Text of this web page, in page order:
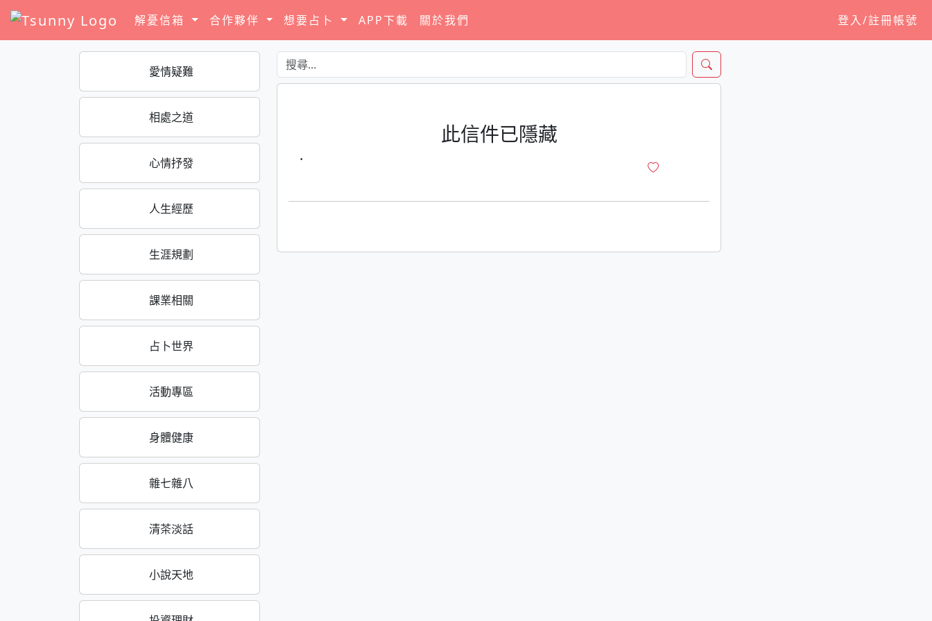
解憂信箱 合作夥伴 想要占卜 APP下載 關於我們 登入/註冊帳號
愛情疑難
相處之道
心情抒發
人生經歷
生涯規劃
課業相關
占卜世界
活動專區
身體健康
雜七雜八
清茶淡話
小說天地
此信件已隱藏
·